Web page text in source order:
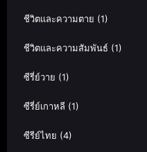
ชีวิตและความตาย (1)
ชีวิตและความสัมพันธ์ (1)
ซีรี่ย์วาย (1)
ซีรี่ย์เกาหลี (1)
ซีรีย์ไทย (4)